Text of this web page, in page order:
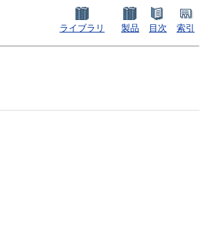
ライブラリ 製品 目次 索引